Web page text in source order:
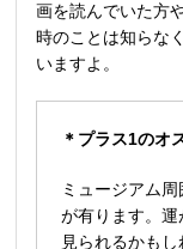
画を読んでいた方
時のことは知らな
いますよ。
＊プラス1のオ
ミュージアム
が有ります。
見られるかもし